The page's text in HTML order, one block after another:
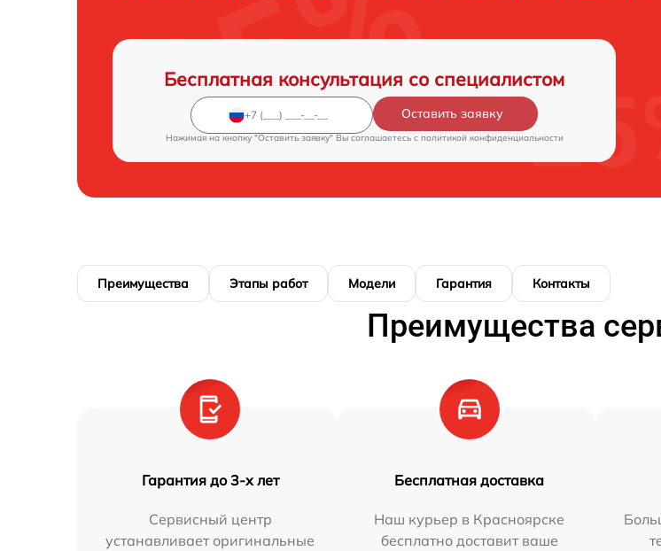
Бесплатная консультация со специалистом
Оставить заявку
Нажимая на кнопку "Оставить заявку" Вы соглашаетесь c политикой конфиденциальности
Преимущества Этапы работ Модели Гарантия Контакты
Преимущества
Гарантия до 3-х лет
Сервисный центр
устанавливает оригинальные
Бесплатная доставка
Наш курьер в Красноярске
бесплатно доставит ваше